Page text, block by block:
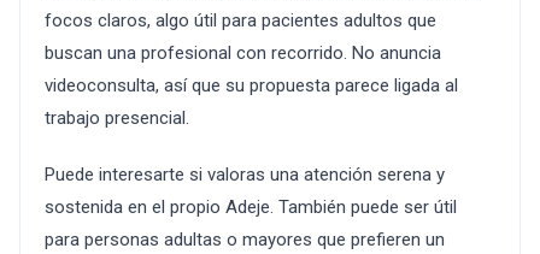
focos claros, algo útil para pacientes adultos que
buscan una profesional con recorrido. No anuncia
videoconsulta, así que su propuesta parece ligada al
trabajo presencial.
Puede interesarte si valoras una atención serena y
sostenida en el propio Adeje. También puede ser útil
para personas adultas o mayores que prefieren un